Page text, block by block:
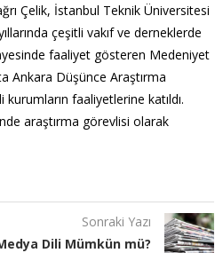
Çelik, İstanbul Teknik Üniversitesi
çeşitli vakıf ve derneklerde
faaliyet gösteren Medeniyet
Ankara Düşünce Araştırma
faaliyetlerine katıldı.
araştırma görevlisi olarak
Sonraki Yazı
Dili Mümkün mü?